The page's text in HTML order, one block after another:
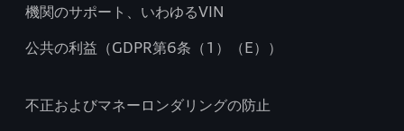
機関のサポート、いわゆるVIN
公共の利益（GDPR第6条（1）（E））
不正およびマネーロンダリングの防止